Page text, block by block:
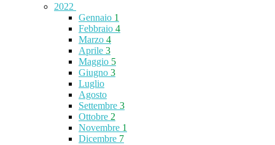
2022
Gennaio 1
Febbraio 4
Marzo 4
Aprile 3
Maggio 5
Giugno 3
Luglio
Agosto
Settembre 3
Ottobre 2
Novembre 1
Dicembre 7